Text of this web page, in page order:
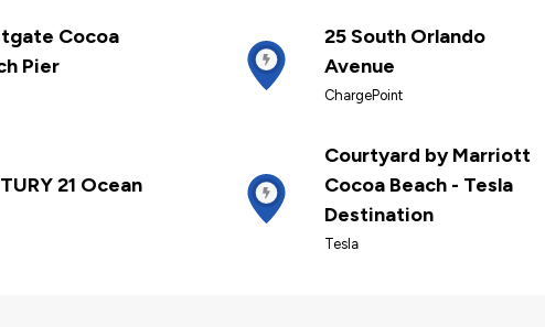
Cocoa
Pier
25 South Orlando
Avenue
ChargePoint
21 Ocean
Courtyard by Marriott
Cocoa Beach - Tesla
Destination
Tesla